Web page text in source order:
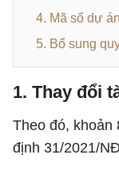
4. Mã số dự
5. Bổ sung
1. Thay đổi
Theo đó, khoản
định 31/2021/